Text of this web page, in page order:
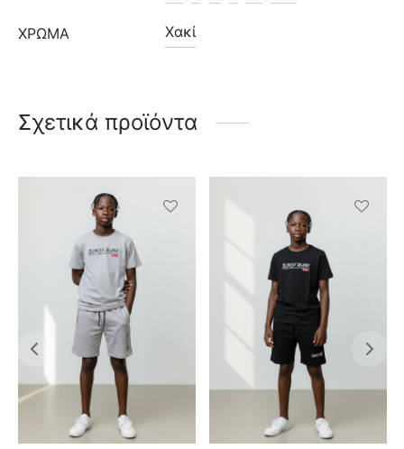
ΧΡΩΜΑ Χακί
Σχετικά προϊόντα